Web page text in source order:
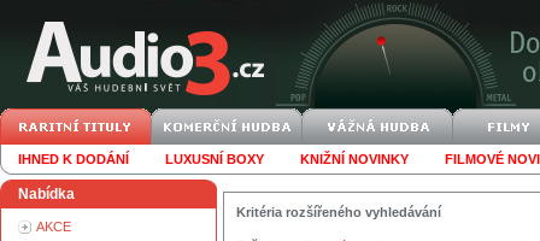
IHNED K DODÁNÍ LUXUSNÍ BOXY KNIŽNÍ NOVINKY FILMOVÉ
Nabídka
AKCE
Kritéria rozšířeného vyhledávání